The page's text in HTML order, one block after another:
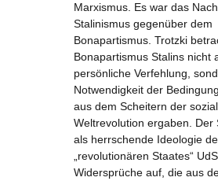
Marxismus. Es war das
Stalinismus gegenüber dem
Bonapartismus. Trotzki
Bonapartismus Stalins nicht
persönliche Verfehlung,
Notwendigkeit der
aus dem Scheitern der
Weltrevolution ergaben. Der
als herrschende Ideologie
„revolutionären Staates“
Widersprüche auf, die aus